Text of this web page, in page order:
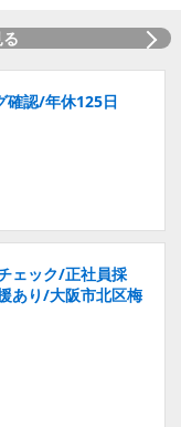
確認/年休125日
ェック/正社員採
あり/大阪市北区梅